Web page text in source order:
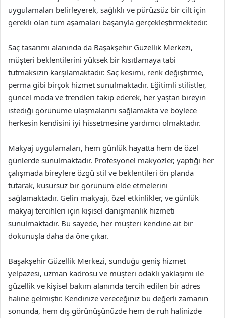
uygulamaları belirleyerek, sağlıklı ve pürüzsüz bir cilt için
gerekli olan tüm aşamaları başarıyla gerçekleştirmektedir.
Saç tasarımı alanında da Başakşehir Güzellik Merkezi,
müşteri beklentilerini yüksek bir kısıtlamaya tabi
tutmaksızın karşılamaktadır. Saç kesimi, renk değiştirme,
perma gibi birçok hizmet sunulmaktadır. Eğitimli stilistler,
güncel moda ve trendleri takip ederek, her yaştan bireyin
istediği görünüme ulaşmalarını sağlamakta ve böylece
herkesin kendisini iyi hissetmesine yardımcı olmaktadır.
Makyaj uygulamaları, hem günlük hayatta hem de özel
günlerde sunulmaktadır. Profesyonel makyözler, yaptığı her
çalışmada bireylere özgü stil ve beklentileri ön planda
tutarak, kusursuz bir görünüm elde etmelerini
sağlamaktadır. Gelin makyajı, özel etkinlikler, ve günlük
makyaj tercihleri için kişisel danışmanlık hizmeti
sunulmaktadır. Bu sayede, her müşteri kendine ait bir
dokunuşla daha da öne çıkar.
Başakşehir Güzellik Merkezi, sunduğu geniş hizmet
yelpazesi, uzman kadrosu ve müşteri odaklı yaklaşımı ile
güzellik ve kişisel bakım alanında tercih edilen bir adres
haline gelmiştir. Kendinize vereceğiniz bu değerli zamanın
sonunda, hem dış görünüşünüzde hem de ruh halinizde